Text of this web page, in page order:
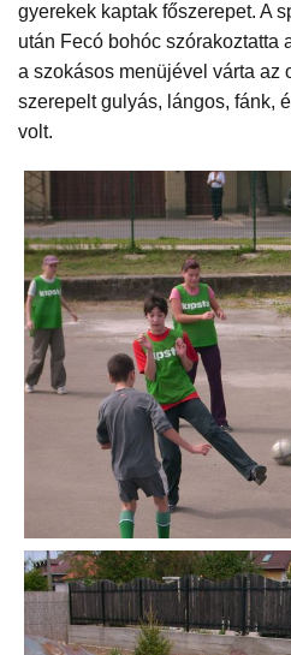
gyerekek kaptak főszerepet. A
után Fecó bohóc szórakoztatta
a szokásos menüjével várta az
szerepelt gulyás, lángos, fánk,
volt.